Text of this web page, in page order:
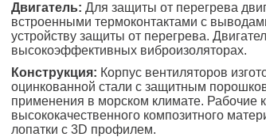
Двигатель: Для защиты от перегрева
встроенными термоконтактами с
устройству защиты от перегрева.
высокоэффективных виброизоляторах.
Конструкция: Корпус вентиляторов
оцинкованной стали с защитным
применения в морском климате. Рабочие
высококачественного композитного
лопатки с 3D профилем.